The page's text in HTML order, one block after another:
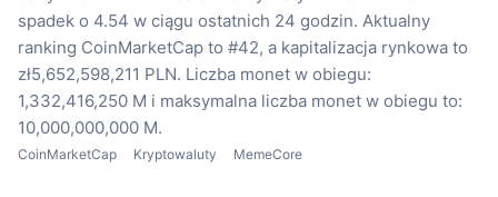
spadek o 4.54 w ciągu ostatnich 24 godzin. Aktualny
ranking CoinMarketCap to #42, a kapitalizacja rynkowa to
zł5,652,598,211 PLN. Liczba monet w obiegu:
1,332,416,250 M i maksymalna liczba monet w obiegu to:
10,000,000,000 M.
CoinMarketCap Kryptowaluty MemeCore